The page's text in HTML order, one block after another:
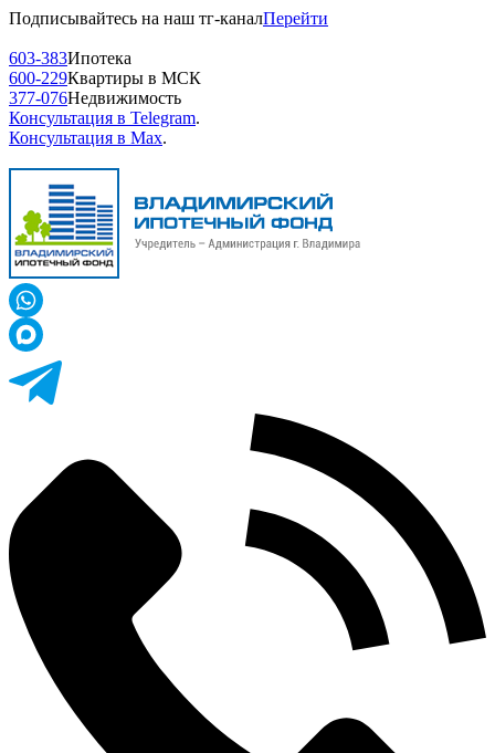
Подписывайтесь на наш тг-каналПерейти
603-383Ипотека
600-229Квартиры в МСК
377-076Недвижимость
Консультация в Telegram.
Консультация в Max.